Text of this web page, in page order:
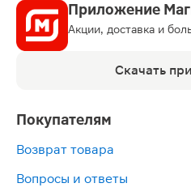
Приложение
Акции, доставка и
Скачать
Покупателям
Возврат товара
Вопросы и ответы